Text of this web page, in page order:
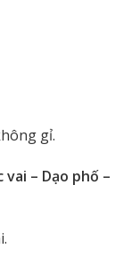
gỉ.
vai – Dạo phố –